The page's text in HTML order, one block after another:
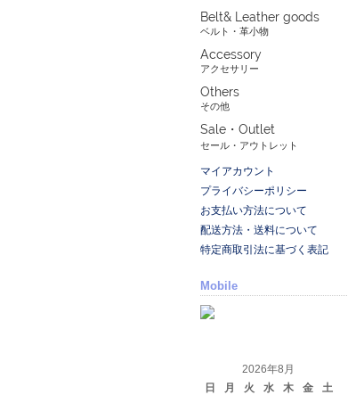
Belt& Leather goods
ベルト・革小物
Accessory
アクセサリー
Others
その他
Sale・Outlet
セール・アウトレット
マイアカウント
プライバシーポリシー
お支払い方法について
配送方法・送料について
特定商取引法に基づく表記
Mobile
2026年8月
日
月 火 水 木 金
土